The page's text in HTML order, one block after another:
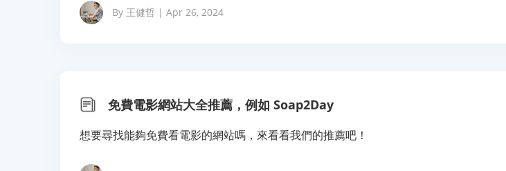
By 王健哲 | Apr 26, 2024
免費電影網站大全推薦，例如 Soap2Day
想要尋找能夠免費看電影的網站嗎，來看看我們的推薦吧！